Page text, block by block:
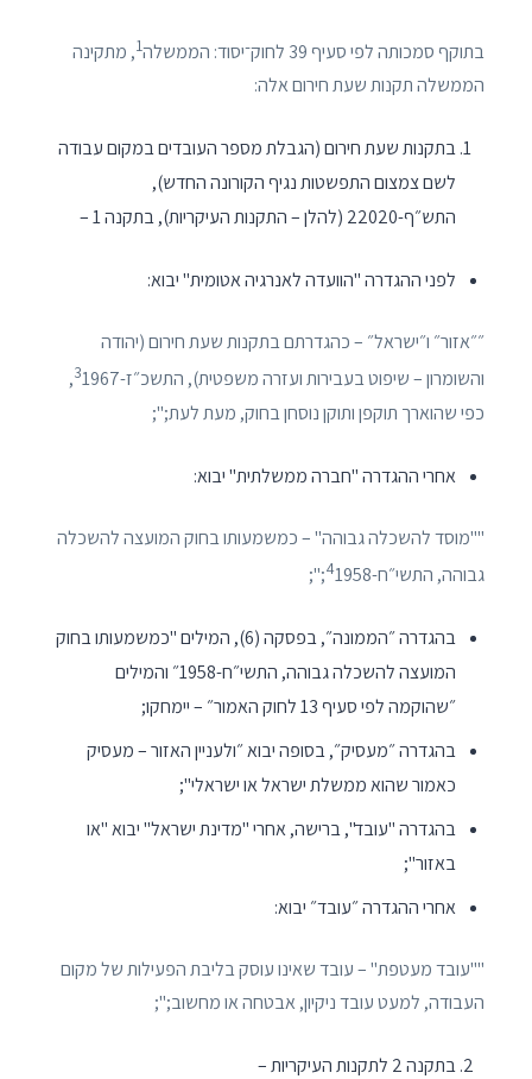
בתוקף סמכותה לפי סעיף 39 לחוק־יסוד: הממשלה 1, מתקינה
הממשלה תקנות שעת חירום אלה:
בתקנות שעת חירום (הגבלת מספר העובדים במקום עבודה
לשם צמצום התפשטות נגיף הקורונה החדש),
התש״ף-22020 (להלן – התקנות העיקריות), בתקנה 1 –
לפני ההגדרה "הוועדה לאנרגיה אטומית" יבוא:
״״אזור״ ו״ישראל״ – כהגדרתם בתקנות שעת חירום (יהודה
והשומרון – שיפוט בעבירות ועזרה משפטית), התשכ״ז-
3
1967,
כפי שהוארך תוקפן ותוקן נוסחן בחוק, מעת לעת;";
אחרי ההגדרה "חברה ממשלתית" יבוא:
""מוסד להשכלה גבוהה" – כמשמעותו בחוק המועצה להשכלה
גבוהה, התשי״ח-
41958;";
בהגדרה ״הממונה״, בפסקה (6), המילים "כמשמעותו בחוק
המועצה להשכלה גבוהה, התשי״ח-1958״ והמילים
״שהוקמה לפי סעיף 13 לחוק האמור״ – יימחקו;
בהגדרה ״מעסיק״, בסופה יבוא ״ולעניין האזור – מעסיק
כאמור שהוא ממשלת ישראל או ישראלי";
בהגדרה "עובד", ברישה, אחרי "מדינת ישראל" יבוא "או
באזור";
אחרי ההגדרה ״עובד״ יבוא:
""עובד מעטפת" – עובד שאינו עוסק בליבת הפעילות של מקום
העבודה, למעט עובד ניקיון, אבטחה או מחשוב;";
בתקנה 2 לתקנות העיקריות –